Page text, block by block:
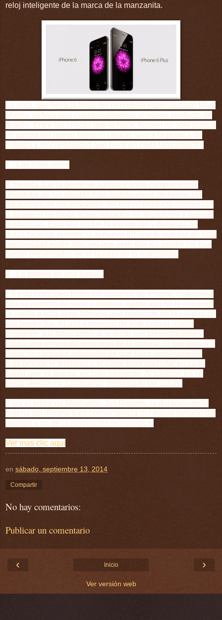
reloj inteligente de la marca de la manzanita.
La nota, que lleva la firma del periodista especializado Mark
Molloy, señala seis cuestionamientos al nuevo producto de
diseño. Entre las críticas que le hace, figuran no sólo puntos
en contra del nuevo teléfono celular, sino a la política de
entrega y discontinuidad que hace en cada lanzamiento.
1 - Las filtraciones
A medida que la gente se agolpa y arma campamentos
alrededor de las tiendas más significativas de Apple, las
filtraciones de las imágenes del nuevo producto comienzan
a aparecer en blogs especializados en tecnología y nuevas
tendencias. Esta vez no fue la excepción y decenas de
notas hicieron referencia al nuevo iPhone 6, aunque en esta
oportunidad nadie anticipó que eran dos los productos que
serían presentados en el bunker de la manzanita.
2 - La batería es una basura
En esto coinciden todos los usuarios de iPhone, cualquiera
sea su número de serie y modelo. Apple aún no le encontró
la vuelta a esta seria falencia que repercute en la calidad de
sus productos. El uso extensivo de este celular -como
proponen sus fabricantes al realizar sus presentaciones-
causa una inmediata descarga de la batería, lo que provoca
llevar un cargador adaptable (lo que hace groseramente
más grande el teléfono) o el cable para enchufar en cada
pared que se pueda, en todo momento. Al parecer, en su
sexta versión no cambiarían demasiado las cosas.
Para el editor de Mashable, Jim Roberts, la duración de la
batería del iPhone 6 es consecuencia del mayor tamaño del
aparato y no de la innovación tecnológica.
Ver mas clic aqui
en sábado, septiembre 13, 2014
Compartir
No hay comentarios:
Publicar un comentario
‹ ›
Inicio
Ver versión web